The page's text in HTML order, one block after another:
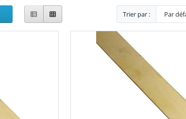
Trier par :